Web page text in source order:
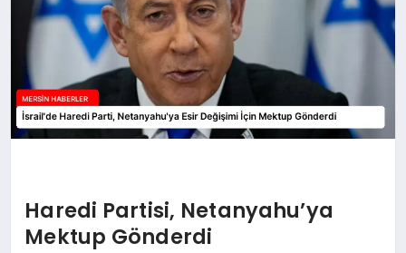
Haredi Partisi, Netanyahu’ya
Mektup Gönderdi